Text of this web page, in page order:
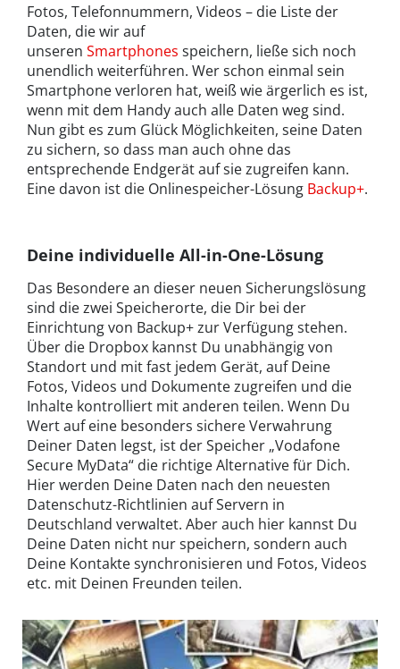
Fotos, Telefonnummern, Videos – die Liste der
Daten, die wir auf
unseren Smartphones speichern, ließe sich noch
unendlich weiterführen. Wer schon einmal sein
Smartphone verloren hat, weiß wie ärgerlich es ist,
wenn mit dem Handy auch alle Daten weg sind.
Nun gibt es zum Glück Möglichkeiten, seine Daten
zu sichern, so dass man auch ohne das
entsprechende Endgerät auf sie zugreifen kann.
Eine davon ist die Onlinespeicher-Lösung Backup+.
Deine individuelle All-in-One-Lösung
Das Besondere an dieser neuen Sicherungslösung
sind die zwei Speicherorte, die Dir bei der
Einrichtung von Backup+ zur Verfügung stehen.
Über die Dropbox kannst Du unabhängig von
Standort und mit fast jedem Gerät, auf Deine
Fotos, Videos und Dokumente zugreifen und die
Inhalte kontrolliert mit anderen teilen. Wenn Du
Wert auf eine besonders sichere Verwahrung
Deiner Daten legst, ist der Speicher „Vodafone
Secure MyData“ die richtige Alternative für Dich.
Hier werden Deine Daten nach den neuesten
Datenschutz-Richtlinien auf Servern in
Deutschland verwaltet. Aber auch hier kannst Du
Deine Daten nicht nur speichern, sondern auch
Deine Kontakte synchronisieren und Fotos, Videos
etc. mit Deinen Freunden teilen.